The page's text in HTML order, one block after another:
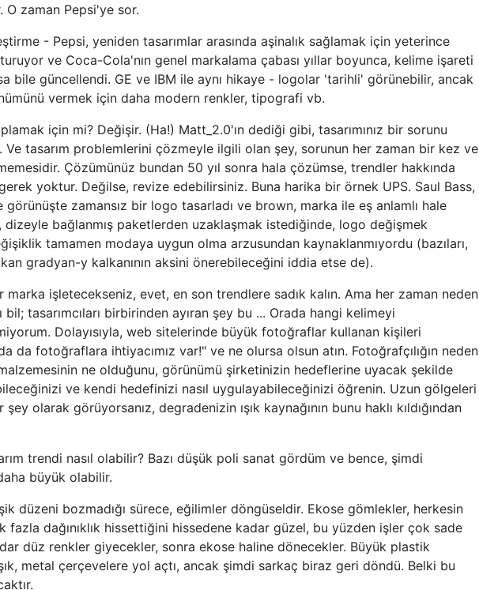
O zaman Pepsi'ye sor.
- Pepsi, yeniden tasarımlar arasında aşinalık sağlamak için yeterince
ve Coca-Cola'nın genel markalama çabası yıllar boyunca, kelime işareti
bile güncellendi. GE ve IBM ile aynı hikaye - logolar 'tarihli' görünebilir, ancak
vermek için daha modern renkler, tipografi vb.
için mi? Değişir. (Ha!) Matt_2.0'ın dediği gibi, tasarımınız bir sorunu
Ve tasarım problemlerini çözmeyle ilgili olan şey, sorunun her zaman bir kez ve
Çözümünüz bundan 50 yıl sonra hala çözümse, trendler hakkında
yoktur. Değilse, revize edebilirsiniz. Buna harika bir örnek UPS. Saul Bass,
görünüşte zamansız bir logo tasarladı ve brown, marka ile eş anlamlı hale
dizeyle bağlanmış paketlerden uzaklaşmak istediğinde, logo değişmek
tamamen modaya uygun olma arzusundan kaynaklanmıyordu (bazıları,
gradyan-y kalkanının aksini önerebileceğini iddia etse de).
marka işletecekseniz, evet, en son trendlere sadık kalın. Ama her zaman neden
bil; tasarımcıları birbirinden ayıran şey bu ... Orada hangi kelimeyi
Dolayısıyla, web sitelerinde büyük fotoğraflar kullanan kişileri
da fotoğraflara ihtiyacımız var!" ve ne olursa olsun atın. Fotoğrafçılığın neden
malzemesinin ne olduğunu, görünümü şirketinizin hedeflerine uyacak şekilde
ve kendi hedefinizi nasıl uygulayabileceğinizi öğrenin. Uzun gölgeleri
olarak görüyorsanız, degradenizin ışık kaynağının bunu haklı kıldığından
trendi nasıl olabilir? Bazı düşük poli sanat gördüm ve bence, şimdi
büyük olabilir.
düzeni bozmadığı sürece, eğilimler döngüseldir. Ekose gömlekler, herkesin
fazla dağınıklık hissettiğini hissedene kadar güzel, bu yüzden işler çok sade
düz renkler giyecekler, sonra ekose haline dönecekler. Büyük plastik
metal çerçevelere yol açtı, ancak şimdi sarkaç biraz geri döndü. Belki bu